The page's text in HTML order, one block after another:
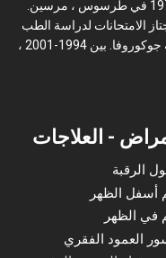
ولد الدكتور جوخان سيربيس في 08 أبريل 1976 في طرسوس ، مرسين.
الامتحانات لدراسة الطب
وفي عام 1994 حصل على كلية الطب جامعة جوكوروفا. بين 1994-2001 ،
- العلاجات
الرقبة
أسفل الظهر
في الظهر
العمود الفقري